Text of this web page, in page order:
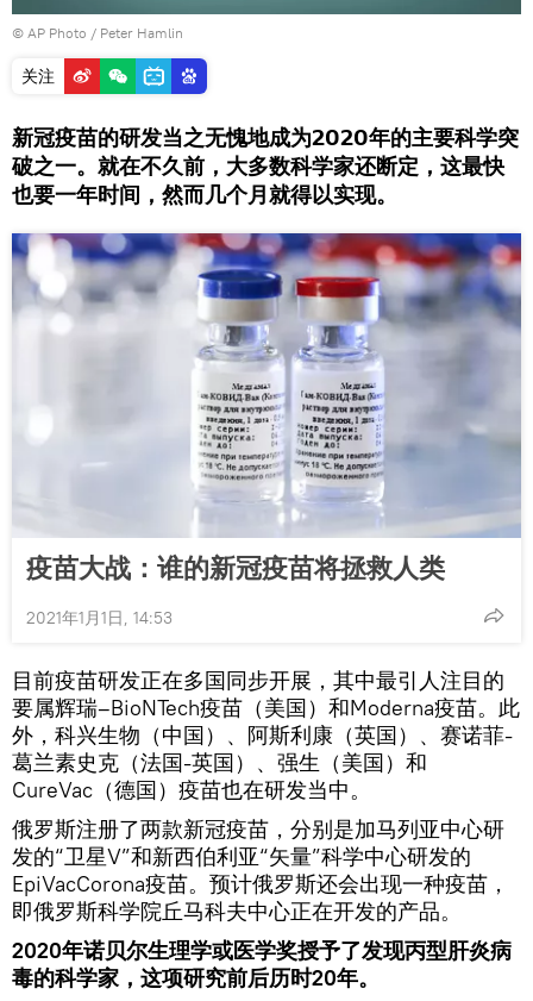
© AP Photo / Peter Hamlin
关注
新冠疫苗的研发当之无愧地成为2020年的主要科学突
破之一。就在不久前，大多数科学家还断定，这最快
也要一年时间，然而几个月就得以实现。
疫苗大战：谁的新冠疫苗将拯救人类
2021年1月1日, 14:53
目前疫苗研发正在多国同步开展，其中最引人注目的
要属辉瑞–BioNTech疫苗（美国）和Moderna疫苗。此
外，科兴生物（中国）、阿斯利康（英国）、赛诺菲-
葛兰素史克（法国-英国）、强生（美国）和
CureVac（德国）疫苗也在研发当中。
俄罗斯注册了两款新冠疫苗，分别是加马列亚中心研
发的“卫星V”和新西伯利亚“矢量”科学中心研发的
EpiVacCorona疫苗。预计俄罗斯还会出现一种疫苗，
即俄罗斯科学院丘马科夫中心正在开发的产品。
2020年诺贝尔生理学或医学奖授予了发现丙型肝炎病
毒的科学家，这项研究前后历时20年。